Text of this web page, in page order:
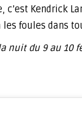
c’est Kendrick
les foules dans
nuit du 9 au 10